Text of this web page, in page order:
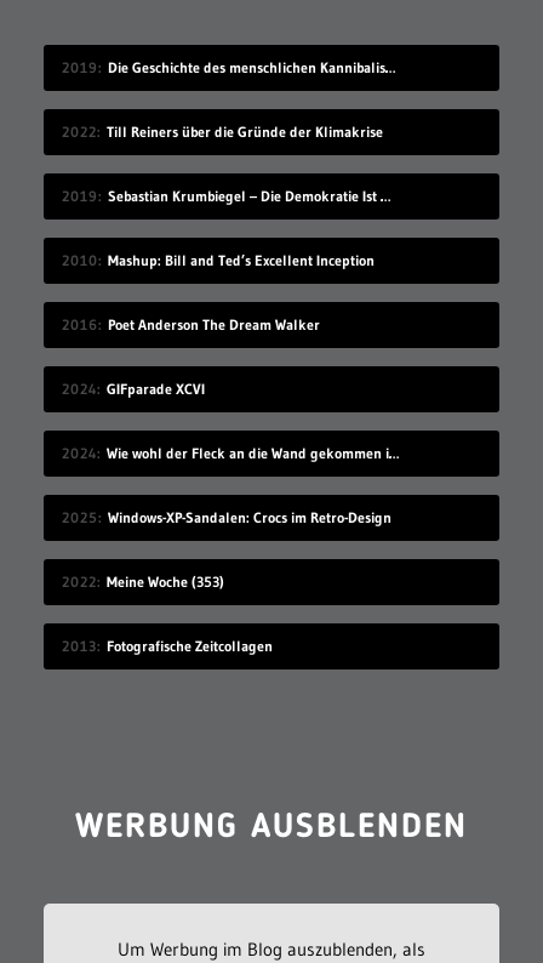
2019 Die Geschichte des menschlichen Kannibalismus
2022 Till Reiners über die Gründe der Klimakrise
2019 Sebastian Krumbiegel – Die Demokratie Ist Weiblich
2010 Mashup: Bill and Ted’s Excellent Inception
2016 Poet Anderson The Dream Walker
2024 GIFparade XCVI
2024 Wie wohl der Fleck an die Wand gekommen ist?
2025 Windows-XP-Sandalen: Crocs im Retro-Design
2022 Meine Woche (353)
2013 Fotografische Zeitcollagen
WERBUNG AUSBLENDEN
Um Werbung im Blog auszublenden, als